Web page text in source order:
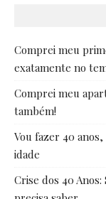
Comprei meu
exatamente no
Comprei meu
também!
Vou fazer 40
idade
Crise dos 40